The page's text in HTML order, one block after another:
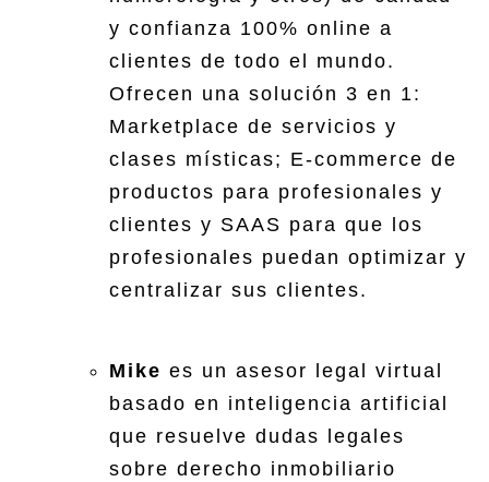
y confianza 100% online a
clientes de todo el mundo.
Ofrecen una solución 3 en 1:
Marketplace de servicios y
clases místicas; E-commerce de
productos para profesionales y
clientes y SAAS para que los
profesionales puedan optimizar y
centralizar sus clientes.
Mike es un asesor legal virtual
basado en inteligencia artificial
que resuelve dudas legales
sobre derecho inmobiliario